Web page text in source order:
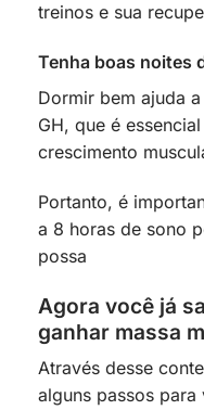
treinos e sua
Tenha boas noites
Dormir bem ajuda
GH, que é
crescimento
Portanto, é
a 8 horas de sono
possa
Agora você já
ganhar massa
Através desse
alguns passos